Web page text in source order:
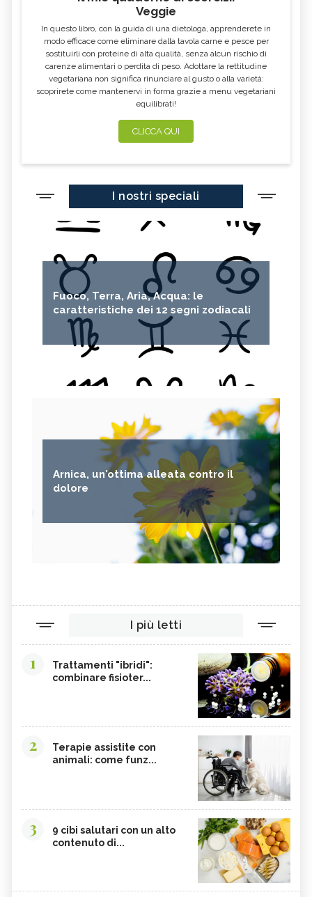
Veggie
In questo libro, con la guida di una dietologa, apprenderete in
modo efficace come eliminare dalla tavola carne e pesce per
sostituirli con proteine di alta qualità, senza alcun rischio di
carenze alimentari o perdita di peso. Adottare la rettitudine
vegetariana non significa rinunciare al gusto o alla varietà:
scoprirete come mantenervi in forma grazie a menu vegetariani
equilibrati!
CLICCA QUI
I nostri speciali
Fuoco, Terra, Aria, Acqua: le
caratteristiche dei 12 segni zodiacali
Arnica, un'ottima alleata contro il
dolore
I più letti
1
Trattamenti "ibridi":
combinare fisioter...
2
Terapie assistite con
animali: come funz...
3
9 cibi salutari con un alto
contenuto di...